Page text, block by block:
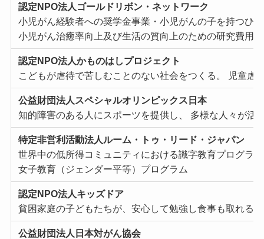
認定NPO法⼈ゴールドリボン・ネットワーク
⼩児がん経験者への奨学⾦事業・⼩児がんの⼦を持つひ
⼩児がん治癒率向上及び⽣活の質向上のための研究費⽤
認定NPO法⼈かものはしプロジェクト
こどもが虐待で苦しむことのない社会をつくる。 児童虐
公益財団法⼈スペシャルオリンピックス⽇本
知的障害のある⼈にスポーツを提供し、 多様な⼈々が活
特定⾮営利活動法⼈ルーム・トゥ・リード・ジャパン
世界中の低所得コミュニティにおける識字教育プログラ
⼥⼦教育（ジェンダー平等）プログラム
認定NPO法⼈キッズドア
貧困家庭の⼦どもたちが、安⼼して勉強し⾷事も取れる
公益財団法⼈⽇本対がん協会